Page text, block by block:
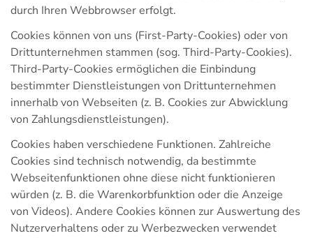
durch Ihren Webbrowser erfolgt.
Cookies können von uns (First-Party-Cookies) oder von
Drittunternehmen stammen (sog. Third-Party-Cookies).
Third-Party-Cookies ermöglichen die Einbindung
bestimmter Dienstleistungen von Drittunternehmen
innerhalb von Webseiten (z. B. Cookies zur Abwicklung
von Zahlungsdienstleistungen).
Cookies haben verschiedene Funktionen. Zahlreiche
Cookies sind technisch notwendig, da bestimmte
Webseitenfunktionen ohne diese nicht funktionieren
würden (z. B. die Warenkorbfunktion oder die Anzeige
von Videos). Andere Cookies können zur Auswertung des
Nutzerverhaltens oder zu Werbezwecken verwendet